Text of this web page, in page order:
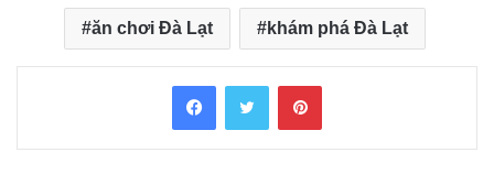
ăn chơi Đà Lạt khám phá Đà Lạt
FacebookTwitter Pinterest